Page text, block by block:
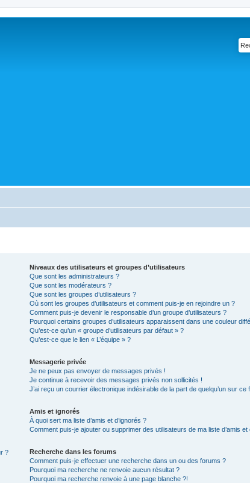
?
Niveaux des utilisateurs et groupes d’utilisateurs
Que sont les administrateurs ?
Que sont les modérateurs ?
Que sont les groupes d’utilisateurs ?
Où sont les groupes d’utilisateurs et comment puis-je en rejoindre un ?
Comment puis-je devenir le responsable d’un groupe d’utilisateurs ?
Pourquoi certains groupes d’utilisateurs apparaissent dans une couleur
Qu’est-ce qu’un « groupe d’utilisateurs par défaut » ?
Qu’est-ce que le lien « L’équipe » ?
Messagerie privée
Je ne peux pas envoyer de messages privés !
Je continue à recevoir des messages privés non sollicités !
J’ai reçu un courrier électronique indésirable de la part de quelqu’un sur ce
Amis et ignorés
À quoi sert ma liste d’amis et d’ignorés ?
Comment puis-je ajouter ou supprimer des utilisateurs de ma liste d’amis et
Recherche dans les forums
Comment puis-je effectuer une recherche dans un ou des forums ?
Pourquoi ma recherche ne renvoie aucun résultat ?
Pourquoi ma recherche renvoie à une page blanche ?!